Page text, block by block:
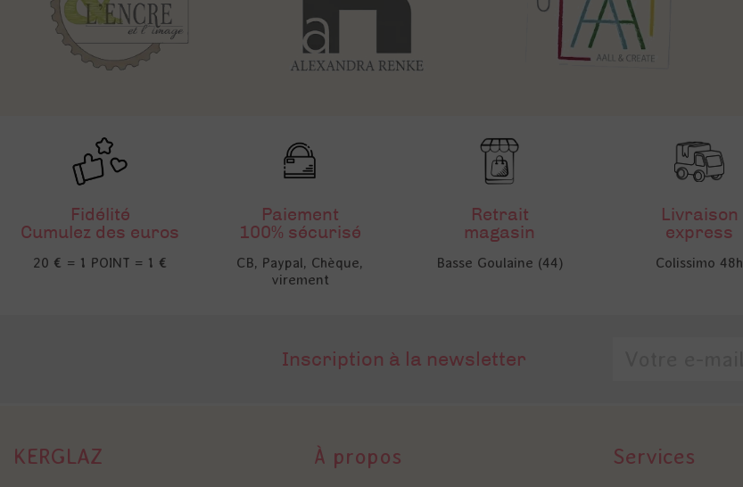
Fidélité
Cumulez des euros
20 € = 1 POINT = 1 €
Paiement
100% sécurisé
CB, Paypal, Chèque,
virement
Retrait
magasin
Basse Goulaine (44)
Livraison
express
Colissimo 48h
Inscription à la newsletter
KERGLAZ À propos Services